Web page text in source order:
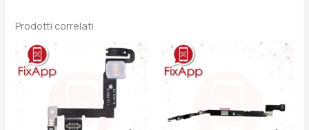
Prodotti correlati